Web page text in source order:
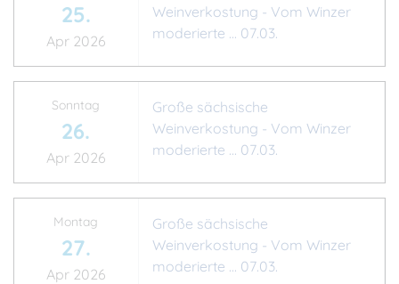
25.
Apr 2026
Weinverkostung - Vom Winzer
moderierte ... 07.03.
Sonntag
26.
Apr 2026
Große sächsische
Weinverkostung - Vom Winzer
moderierte ... 07.03.
Montag
27.
Apr 2026
Große sächsische
Weinverkostung - Vom Winzer
moderierte ... 07.03.